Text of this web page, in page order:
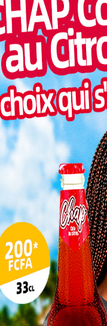
en circulation.
50mg,
pour son
musculaires
sa
addictif de
peuvent en découler.
des
pharmaceutiques.
marché, peut-il
l’importance
pour les femmes